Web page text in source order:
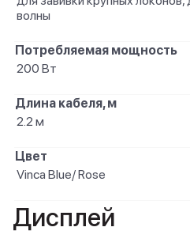
волны
Потребляемая мощность
200 Вт
Длина кабеля, м
2.2 м
Цвет
Vinca Blue/ Rose
Дисплей